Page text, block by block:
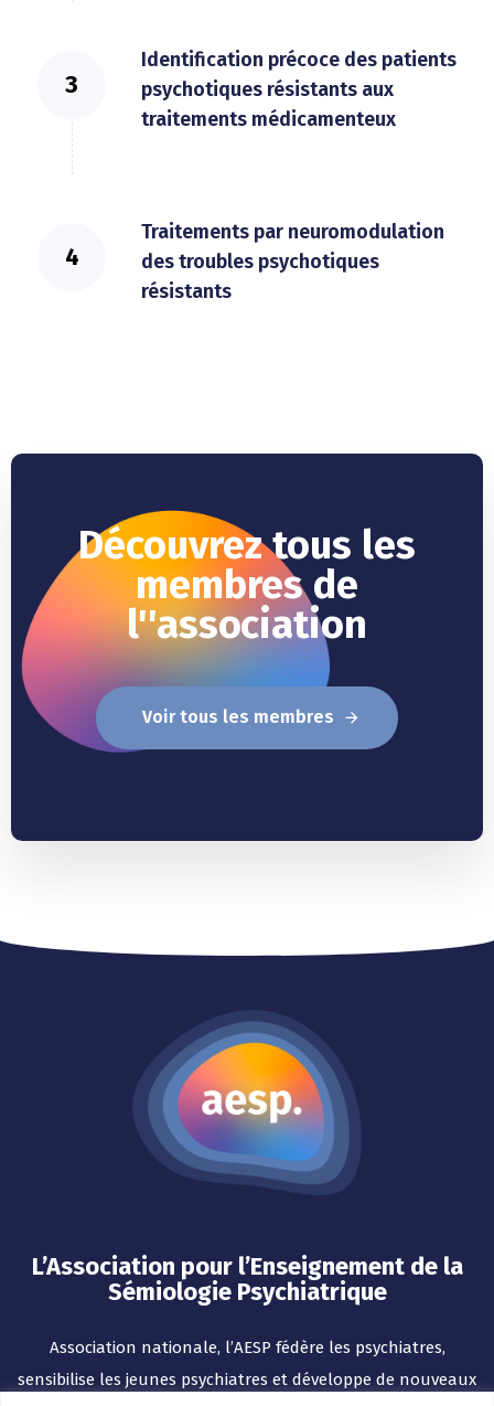
Identification précoce des patients
psychotiques résistants aux
traitements médicamenteux
Traitements par neuromodulation
des troubles psychotiques
résistants
Découvrez tous les
membres de
l''association
Voir tous les membres
L’Association pour l’Enseignement de la
Sémiologie Psychiatrique
Association nationale, l’AESP fédère les psychiatres,
sensibilise les jeunes psychiatres et développe de nouveaux